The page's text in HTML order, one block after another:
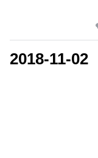
2018-11-02